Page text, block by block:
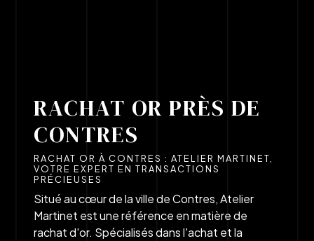
RACHAT OR PRÈS DE
CONTRES
RACHAT OR À CONTRES : ATELIER MARTINET,
VOTRE EXPERT EN TRANSACTIONS
PRÉCIEUSES
Situé au cœur de la ville de Contres, Atelier
Martinet est une référence en matière de
rachat d'or. Spécialisés dans l'achat et la